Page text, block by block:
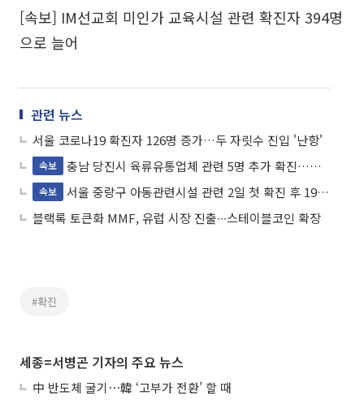
[속보] IM선교회 미인가 교육시설 관련 확진자 394명
으로 늘어
관련 뉴스
서울 코로나19 확진자 126명 증가…두 자릿수 진입 '난항'
속보 충남 당진시 육류유통업체 관련 5명 추가 확진…총 44명
속보
서울 중랑구 아동관련시설 관련 2일 첫 확진 후 19명 추가 감염
블랙록 토큰화 MMF, 유럽 시장 진출∙∙∙스테이블코인 확장
#확진
세종=서병곤 기자의 주요 뉴스
中 반도체 굴기⋯韓 ‘고부가 전환’ 할 때